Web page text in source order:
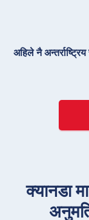
अहिले नै
क्यानडा